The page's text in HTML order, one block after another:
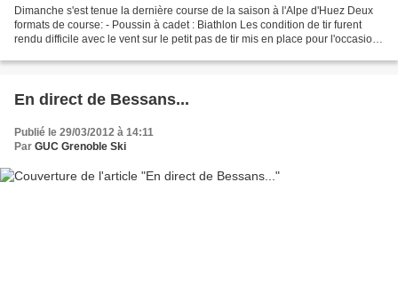
Dimanche s'est tenue la dernière course de la saison à l'Alpe d'Huez Deux
formats de course: - Poussin à cadet : Biathlon Les condition de tir furent
rendu difficile avec le vent sur le petit pas de tir mis en place pour l'occasion.
En direct de Bessans...
Publié le 29/03/2012 à 14:11
Par GUC Grenoble Ski